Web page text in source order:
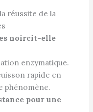
réussite de la
noircit-elle
enzymatique.
rapide en
phénomène.
pour une